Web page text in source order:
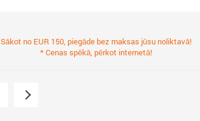
Sākot no EUR 150, piegāde bez maksas jūsu noliktavā!
* Cenas spēkā, pērkot internetā!